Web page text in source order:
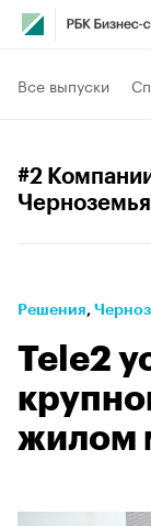
Все выпуски
#2
Черноземья
Решения⁠,
Tele2
жилом